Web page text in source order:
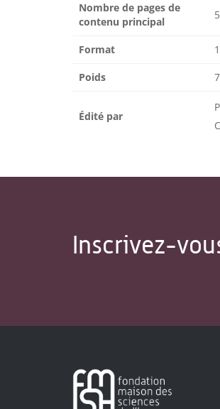
Nombre de pages de
contenu principal
Format
Poids
Édité par
Inscrivez-